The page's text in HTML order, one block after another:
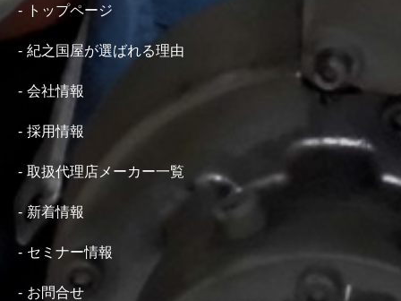
トップページ
紀之国屋が選ばれる理由
会社情報
採用情報
取扱代理店メーカー一覧
新着情報
セミナー情報
お問合せ